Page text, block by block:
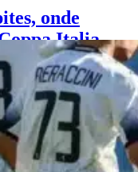
onde
Italia